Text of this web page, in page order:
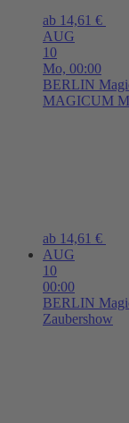
ab 14,61 €
AUG
10
Mo, 00:00
BERLIN
MAGICUM
ab 14,61 €
AUG
10
00:00
BERLIN
Zaubershow